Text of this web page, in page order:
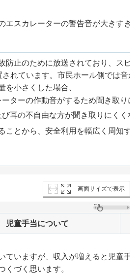
エスカレーターの警告音が大きすぎ
防止のために放送されており、スピ
されています。市民ホール側では音
を小さくした場合、
ーターの作動音がするため聞き取りに
耳の不自由な方が聞き取りにくくな
ことから、安全利用を幅広く周知す
画面サイズで表示
児童手当について
ていますが、収入が増えると児童手
くづく思います。